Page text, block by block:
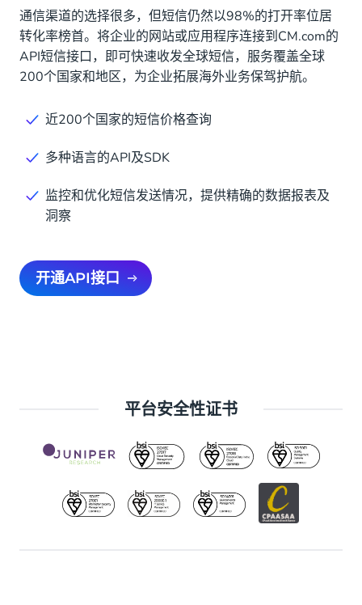
通信渠道的选择很多，但短信仍然以98%的打开率位居
转化率榜首。将企业的网站或应用程序连接到CM.com的
API短信接口，即可快速收发全球短信，服务覆盖全球
200个国家和地区，为企业拓展海外业务保驾护航。
近200个国家的短信价格查询
多种语言的API及SDK
监控和优化短信发送情况，提供精确的数据报表及
洞察
开通API接口
平台安全性证书